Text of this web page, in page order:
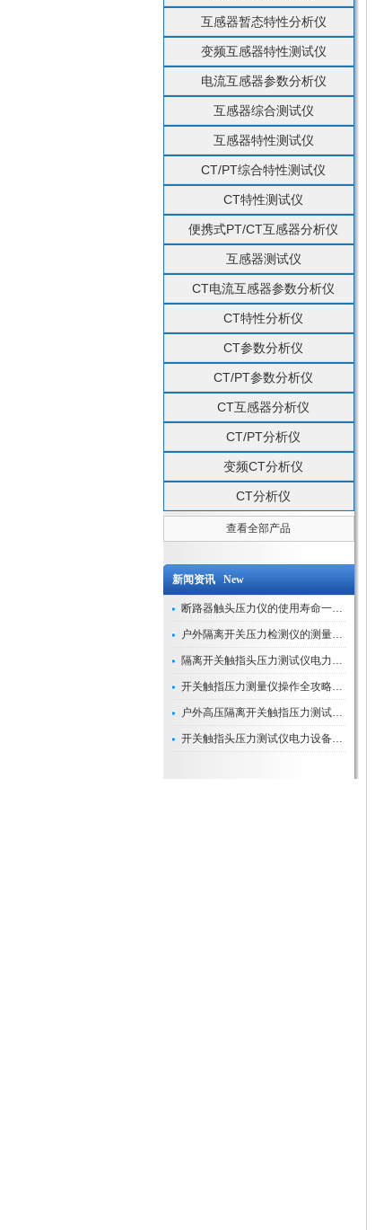
互感器暂态特性分析仪
变频互感器特性测试仪
电流互感器参数分析仪
互感器综合测试仪
互感器特性测试仪
CT/PT综合特性测试仪
CT特性测试仪
便携式PT/CT互感器分析仪
互感器测试仪
CT电流互感器参数分析仪
CT特性分析仪
CT参数分析仪
CT/PT参数分析仪
CT互感器分析仪
CT/PT分析仪
变频CT分析仪
CT分析仪
查看全部产品
新闻资讯 New
断路器触头压力仪的使用寿命一般是多久？
户外隔离开关压力检测仪的测量数据如何与GIS系统对接实现智能化运维？
隔离开关触指头压力测试仪电力系统安全运行的“定海神针”
开关触指压力测量仪操作全攻略：从准备到精准测量的实战指南
户外高压隔离开关触指压力测试仪的作用与价值
开关触指头压力测试仪电力设备安全的“隐形守护者”